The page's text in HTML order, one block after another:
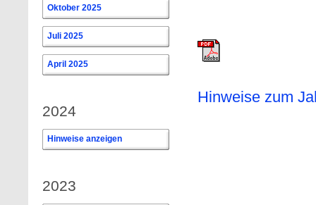
Oktober 2025
Juli 2025
April 2025
2024
Hinweise anzeigen
2023
Hinweise zum